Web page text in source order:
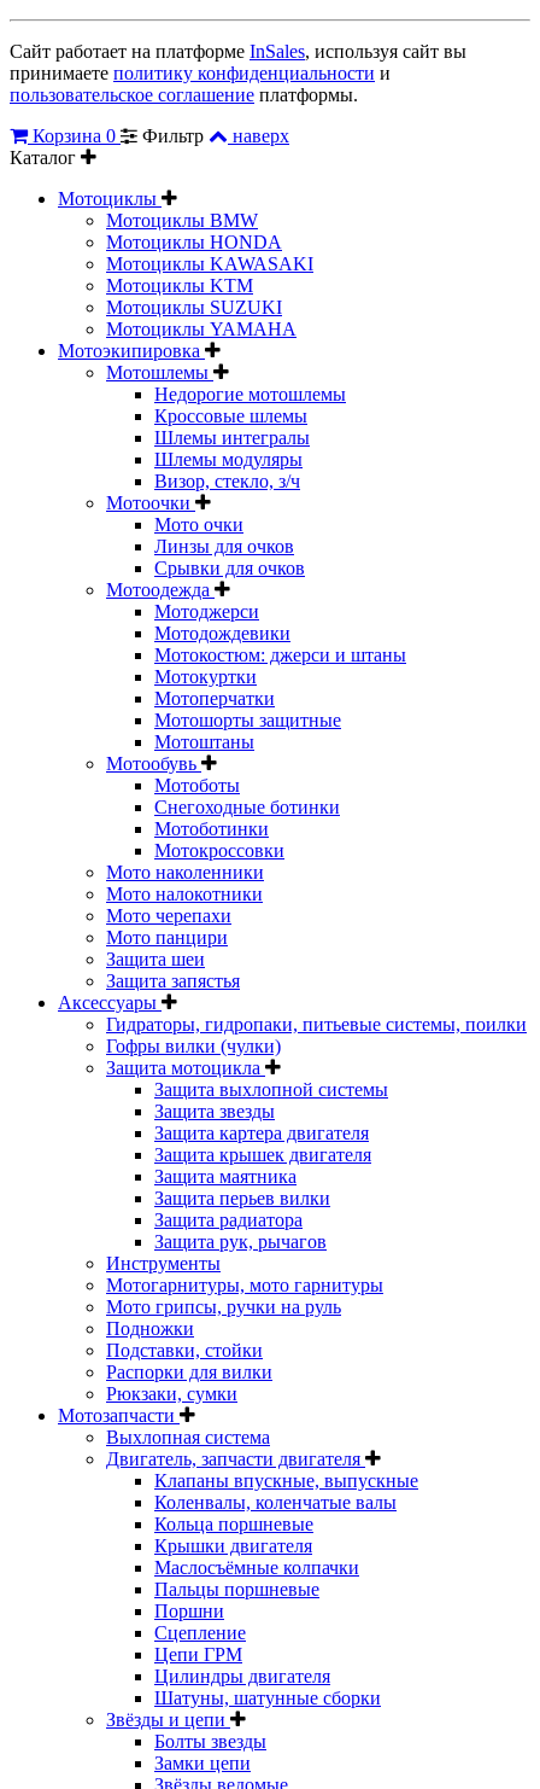
Сайт работает на платформе InSales, используя сайт вы
принимаете политику конфиденциальности и
пользовательское соглашение платформы.
Корзина 0 Фильтр
наверх
Каталог
Мотоциклы
Мотоциклы BMW
Мотоциклы HONDA
Мотоциклы KAWASAKI
Мотоциклы KTM
Мотоциклы SUZUKI
Мотоциклы YAMAHA
Мотоэкипировка
Мотошлемы
Недорогие мотошлемы
Кроссовые шлемы
Шлемы интегралы
Шлемы модуляры
Визор, стекло, з/ч
Мотоочки
Мото очки
Линзы для очков
Срывки для очков
Мотоодежда
Мотоджерси
Мотодождевики
Мотокостюм: джерси и штаны
Мотокуртки
Мотоперчатки
Мотошорты защитные
Мотоштаны
Мотообувь
Мотоботы
Снегоходные ботинки
Мотоботинки
Мотокроссовки
Мото наколенники
Мото налокотники
Мото черепахи
Мото панцири
Защита шеи
Защита запястья
Аксессуары
Гидраторы, гидропаки, питьевые системы, поилки
Гофры вилки (чулки)
Защита мотоцикла
Защита выхлопной системы
Защита звезды
Защита картера двигателя
Защита крышек двигателя
Защита маятника
Защита перьев вилки
Защита радиатора
Защита рук, рычагов
Инструменты
Мотогарнитуры, мото гарнитуры
Мото грипсы, ручки на руль
Подножки
Подставки, стойки
Распорки для вилки
Рюкзаки, сумки
Мотозапчасти
Выхлопная система
Двигатель, запчасти двигателя
Клапаны впускные, выпускные
Коленвалы, коленчатые валы
Кольца поршневые
Крышки двигателя
Маслосъёмные колпачки
Пальцы поршневые
Поршни
Сцепление
Цепи ГРМ
Цилиндры двигателя
Шатуны, шатунные сборки
Звёзды и цепи
Болты звезды
Замки цепи
Звёзды ведомые